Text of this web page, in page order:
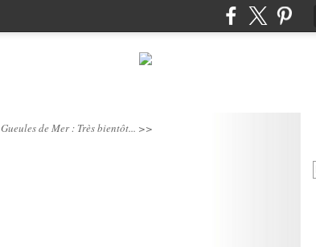
Gueules de Mer : Très bientôt... >>